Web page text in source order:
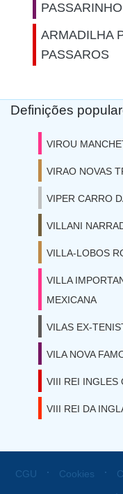
ARMADILHA
PASSAROS
Definições
VIROU
VIRAO NOVAS
VIPER CARRO
VILLANI
VILLA-LOBOS
VILLA
MEXICANA
VILAS EX-
VILA NOVA
VIII REI INGLES
VIII REI DA
CGU ⋅ Cookies ⋅